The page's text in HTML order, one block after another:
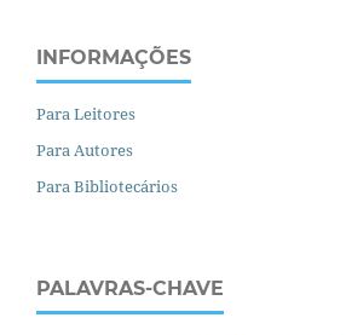
INFORMAÇÕES
Para Leitores
Para Autores
Para Bibliotecários
PALAVRAS-CHAVE